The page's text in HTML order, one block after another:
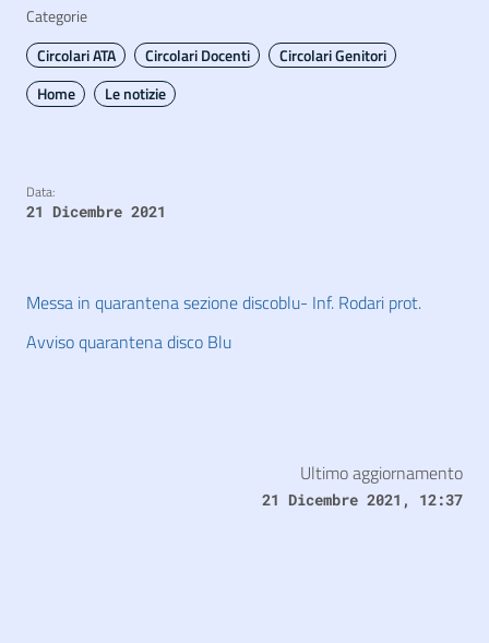
Categorie
Circolari ATA
Circolari Docenti
Circolari Genitori
Home
Le notizie
Data:
21 Dicembre 2021
Messa in quarantena sezione discoblu- Inf. Rodari prot.
Avviso quarantena disco Blu
Ultimo aggiornamento
21 Dicembre 2021, 12:37